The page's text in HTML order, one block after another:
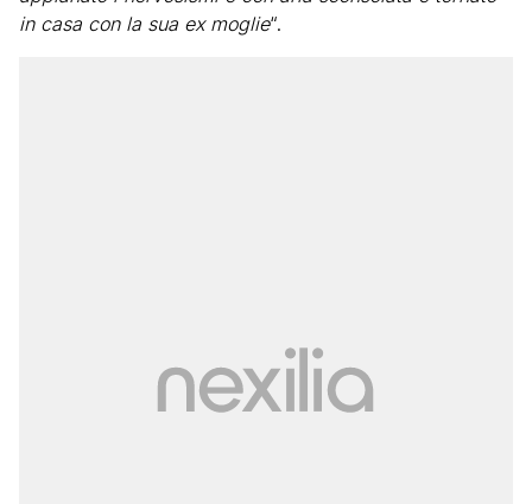
in casa con la sua ex moglie“.